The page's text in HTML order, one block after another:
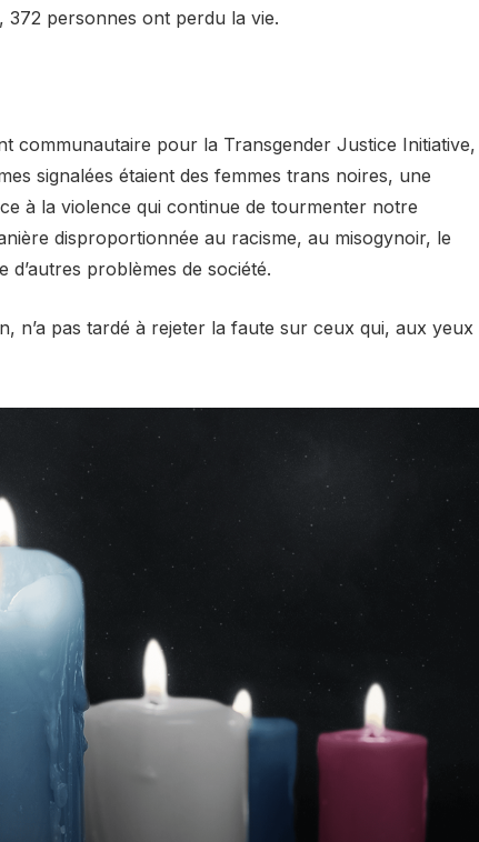
372 personnes ont perdu la vie.
communautaire pour la Transgender Justice Initiative,
signalées étaient des femmes trans noires, une
à la violence qui continue de tourmenter notre
disproportionnée au racisme, au misogynoir, le
problèmes de société.
n’a pas tardé à rejeter la faute sur ceux qui, aux yeux